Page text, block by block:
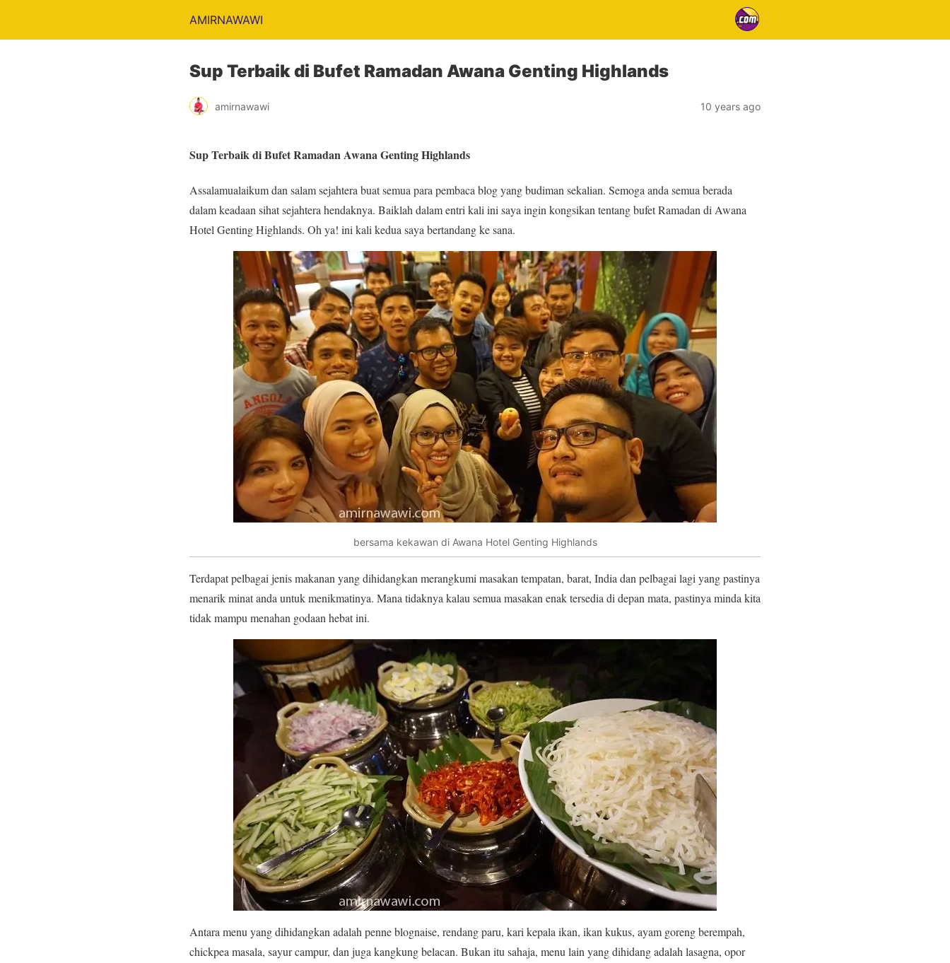
AMIRNAWAWI
Sup Terbaik di Bufet Ramadan Awana Genting Highlands
amirnawawi 10 years ago
Sup Terbaik di Bufet Ramadan Awana Genting Highlands
Assalamualaikum dan salam sejahtera buat semua para pembaca blog yang budiman sekalian. Semoga anda semua berada
dalam keadaan sihat sejahtera hendaknya. Baiklah dalam entri kali ini saya ingin kongsikan tentang bufet Ramadan di Awana
Hotel Genting Highlands. Oh ya! ini kali kedua saya bertandang ke sana.
bersama kekawan di Awana Hotel Genting Highlands
Terdapat pelbagai jenis makanan yang dihidangkan merangkumi masakan tempatan, barat, India dan pelbagai lagi yang pastinya
menarik minat anda untuk menikmatinya. Mana tidaknya kalau semua masakan enak tersedia di depan mata, pastinya minda kita
tidak mampu menahan godaan hebat ini.
Antara menu yang dihidangkan adalah penne blognaise, rendang paru, kari kepala ikan, ikan kukus, ayam goreng berempah,
chickpea masala, sayur campur, dan juga kangkung belacan. Bukan itu sahaja, menu lain yang dihidang adalah lasagna, opor